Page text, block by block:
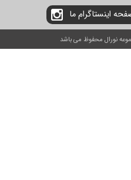
اینستاگرام ما
نورال محفوظ می باشد